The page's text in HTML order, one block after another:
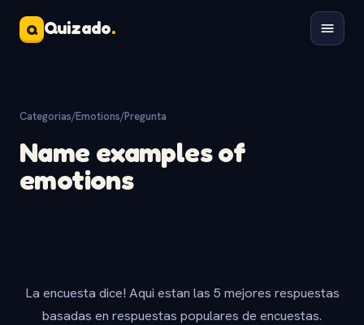
Q Quizado.
Categorias/Emotions/Pregunta
Name examples of
emotions
La encuesta dice! Aqui estan las 5 mejores respuestas
basadas en respuestas populares de encuestas.